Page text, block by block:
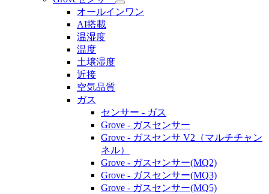
オールインワン
AI搭載
温湿度
温度
土壌湿度
近接
空気品質
ガス
センサー - ガス
Grove - ガスセンサー
Grove - ガスセンサ V2（マルチチャン
ネル）
Grove - ガスセンサー(MQ2)
Grove - ガスセンサー(MQ3)
Grove - ガスセンサー(MQ5)